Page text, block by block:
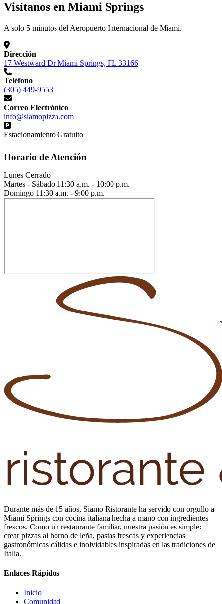
Visítanos en Miami Springs
A solo 5 minutos del Aeropuerto Internacional de Miami.
Dirección
17 Westward Dr Miami Springs, FL 33166
Teléfono
(305) 449-9553
Correo Electrónico
info@siamopizza.com
Estacionamiento Gratuito
Horario de Atención
Lunes Cerrado
Martes - Sábado 11:30 a.m. - 10:00 p.m.
Domingo 11:30 a.m. - 9:00 p.m.
Durante más de 15 años, Siamo Ristorante ha servido con orgullo a
Miami Springs con cocina italiana hecha a mano con ingredientes
frescos. Como un restaurante familiar, nuestra pasión es simple:
crear pizzas al horno de leña, pastas frescas y experiencias
gastronómicas cálidas e inolvidables inspiradas en las tradiciones de
Italia.
Enlaces Rápidos
Inicio
Comunidad